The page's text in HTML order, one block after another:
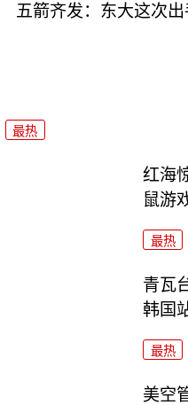
五箭齐发：东大这次
最热
红海
鼠游
最热
青瓦
韩国
最热
美空